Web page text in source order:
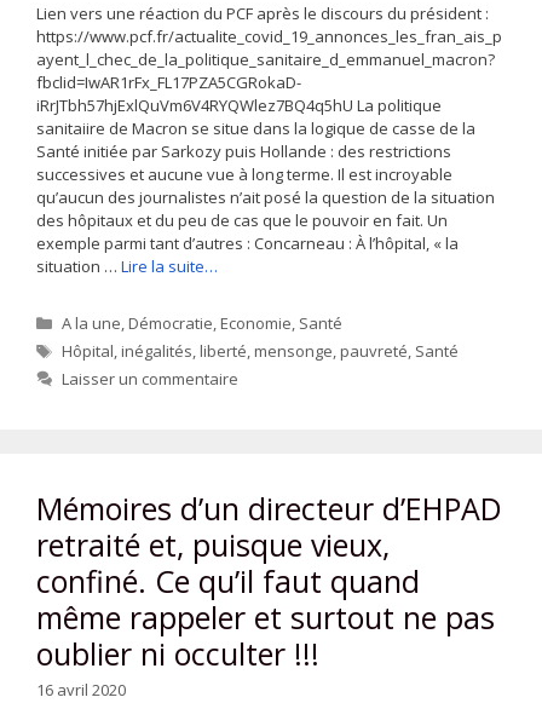
Lien vers une réaction du PCF après le discours du président :
https://www.pcf.fr/actualite_covid_19_annonces_les_fran_ais_p
ayent_l_chec_de_la_politique_sanitaire_d_emmanuel_macron?
fbclid=IwAR1rFx_FL17PZA5CGRokaD-
iRrJTbh57hjExlQuVm6V4RYQWlez7BQ4q5hU La politique
sanitaiire de Macron se situe dans la logique de casse de la
Santé initiée par Sarkozy puis Hollande : des restrictions
successives et aucune vue à long terme. Il est incroyable
qu’aucun des journalistes n’ait posé la question de la situation
des hôpitaux et du peu de cas que le pouvoir en fait. Un
exemple parmi tant d’autres : Concarneau : À l’hôpital, « la
situation … Lire la suite…
Catégories
A la une,Démocratie,Economie, Santé
Étiquettes
Hôpital,inégalités,liberté,mensonge,pauvreté, Santé
Laisser un commentaire
Mémoires d’un directeur d’EHPAD
retraité et, puisque vieux,
confiné. Ce qu’il faut quand
même rappeler et surtout ne pas
oublier ni occulter !!!
16 avril 2020